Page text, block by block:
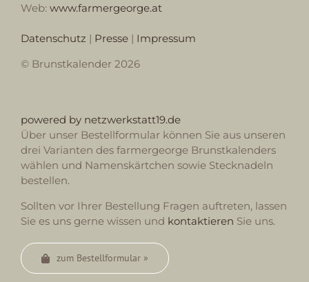
Web: www.farmergeorge.at
Datenschutz | Presse | Impressum
© Brunstkalender 2026
powered by netzwerkstatt19.de
Über unser Bestellformular können Sie aus unseren
drei Varianten des farmergeorge Brunstkalenders
wählen und Namenskärtchen sowie Stecknadeln
bestellen.
Sollten vor Ihrer Bestellung Fragen auftreten, lassen
Sie es uns gerne wissen und kontaktieren Sie uns.
zum Bestellformular »